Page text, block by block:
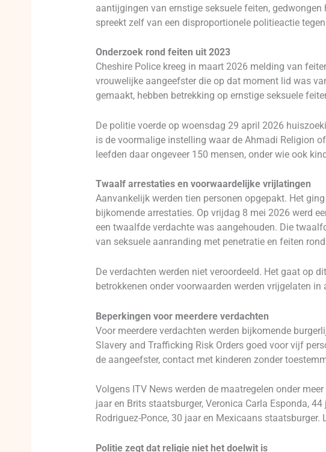
aantijgingen van ernstige seksuele feiten,
spreekt zelf van een disproportionele politieactie
Onderzoek rond feiten uit 2023
Cheshire Police kreeg in maart 2026 melding van
vrouwelijke aangeefster die op dat moment lid was
gemaakt, hebben betrekking op ernstige seksuele
De politie voerde op woensdag 29 april 2026
is de voormalige instelling waar de Ahmadi Religion
leefden daar ongeveer 150 mensen, onder wie ook
Twaalf arrestaties en voorwaardelijke vrijlatingen
Aanvankelijk werden tien personen opgepakt. Het
bijkomende arrestaties. Op vrijdag 8 mei 2026 werd
een twaalfde verdachte was aangehouden. Die
van seksuele aanranding met penetratie en feiten
De verdachten werden niet veroordeeld. Het gaat op
betrokkenen onder voorwaarden werden vrijgelaten
Beperkingen voor meerdere verdachten
Voor meerdere verdachten werden bijkomende
Slavery and Trafficking Risk Orders goed voor vijf
de aangeefster, contact met kinderen zonder
Volgens ITV News werden de maatregelen onder
jaar en Brits staatsburger, Veronica Carla Esponda,
Rodriguez-Ponce, 30 jaar en Mexicaans
Politie zegt dat religie niet het doelwit is